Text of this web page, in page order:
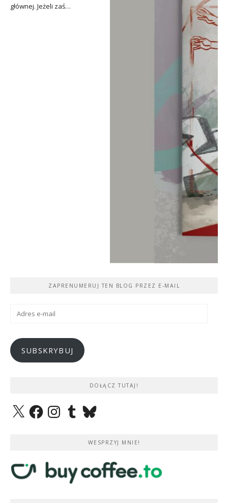
głównej. Jeżeli zaś…
ZAPRENUMERUJ TEN BLOG PRZEZ E-MAIL
Adres
SUBSKRYBUJ
DOŁĄCZ TUTAJ!
X FacebookInstagramTumblrBluesky
WESPRZYJ MNIE!